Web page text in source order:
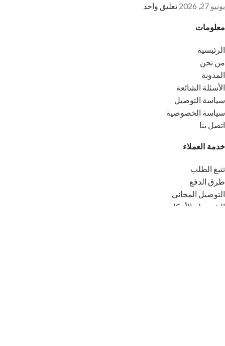
يونيو 27, 2026 تعليق واحد
معلومات
الرئيسية
من نحن
المدونة
الأسئلة الشائعة
سياسة التوصيل
سياسة الخصوصية
اتصل بنا
خدمة العملاء
تتبع الطلب
طرق الدفع
التوصيل المجاني
الشروط والأحكام